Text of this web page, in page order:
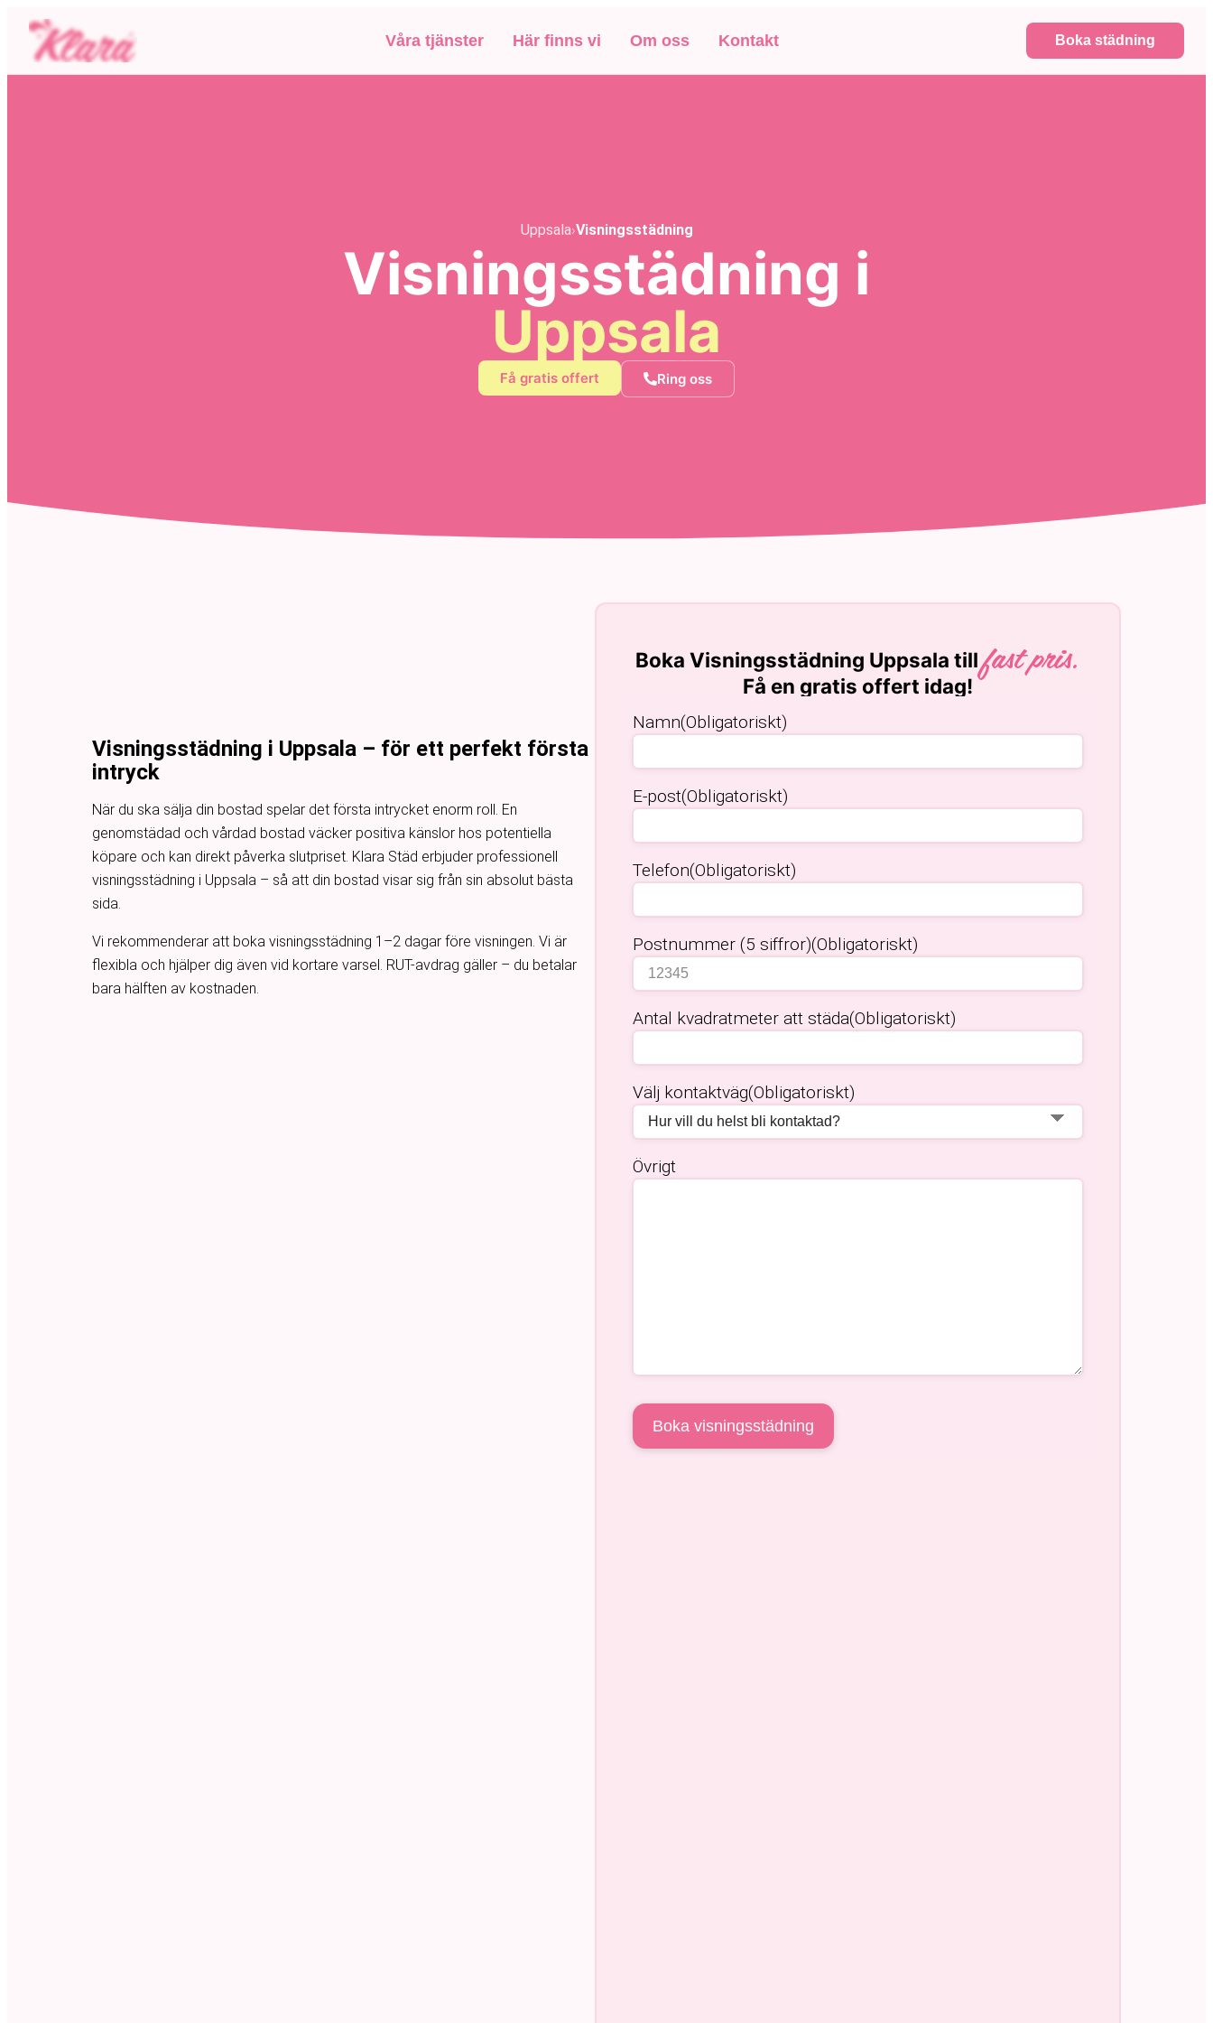
Våra tjänster Här finns vi Om oss Kontakt Boka städning
Uppsala›Visningsstädning
Visningsstädning i
Uppsala
Få gratis offert Ring oss
Visningsstädning i Uppsala – för ett perfekt första
intryck
När du ska sälja din bostad spelar det första intrycket enorm roll. En
genomstädad och vårdad bostad väcker positiva känslor hos potentiella
köpare och kan direkt påverka slutpriset. Klara Städ erbjuder professionell
visningsstädning i Uppsala – så att din bostad visar sig från sin absolut bästa
sida.
Vi rekommenderar att boka visningsstädning 1–2 dagar före visningen. Vi är
flexibla och hjälper dig även vid kortare varsel. RUT-avdrag gäller – du betalar
bara hälften av kostnaden.
Boka Visningsstädning Uppsala tillfast pris.
Få en gratis offert idag!
Namn(Obligatoriskt)
E-post(Obligatoriskt)
Telefon(Obligatoriskt)
Postnummer (5 siffror)(Obligatoriskt)
Antal kvadratmeter att städa(Obligatoriskt)
Välj kontaktväg(Obligatoriskt)
Övrigt